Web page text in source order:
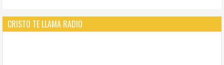
CRISTO TE LLAMA RADIO